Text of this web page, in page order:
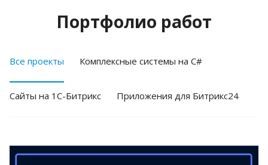
Портфолио работ
Все проекты Комплексные системы на C#
Cайты на 1С-Битрикс Приложения для Битрикс24